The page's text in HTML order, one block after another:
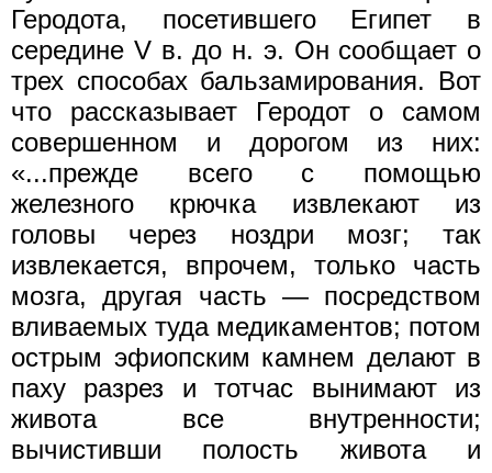
Геродота, посетившего Египет в
середине V в. до н. э. Он сообщает о
трех способах бальзамирования. Вот
что рассказывает Геродот о самом
совершенном и дорогом из них:
«...прежде всего с помощью
железного крючка извлекают из
головы через ноздри мозг; так
извлекается, впрочем, только часть
мозга, другая часть — посредством
вливаемых туда медикаментов; потом
острым эфиопским камнем делают в
паху разрез и тотчас вынимают из
живота все внутренности;
вычистивши полость живота и